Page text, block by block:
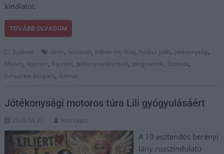
kínálatot.
TOVÁBB OLVASOM
Szolnok desh, fesztivál, follow the flow, halász judit, jótékonyság,
KKevin, koncert, ll junior, palacsintafesztivál, programok, Szolnok,
turisztikai központ,Valmar
Jótékonysági motoros túra Lili gyógyulásáért
2026.04.21. Kiss Lajos
A 19 esztendős berényi
lány rosszindulatú